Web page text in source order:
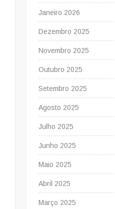
Janeiro 2026
Dezembro 2025
Novembro 2025
Outubro 2025
Setembro 2025
Agosto 2025
Julho 2025
Junho 2025
Maio 2025
Abril 2025
Março 2025